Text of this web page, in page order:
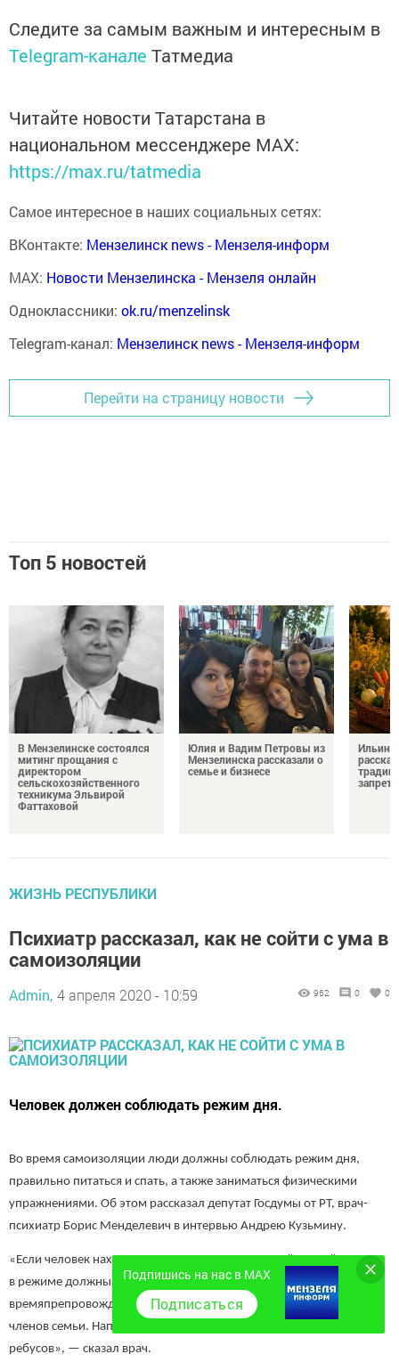
Следите за самым важным и интересным в
Telegram-канале Татмедиа
Читайте новости Татарстана в
национальном мессенджере MАХ:
https://max.ru/tatmedia
Самое интересное в наших социальных сетях:
ВКонтакте: Мензелинск news - Мензеля-информ
MAX: Новости Мензелинска - Мензеля онлайн
Одноклассники: ok.ru/menzelinsk
Telegram-канал: Мензелинск news - Мензеля-информ
Перейти на страницу новости
Топ 5 новостей
В Мензелинске состоялся
митинг прощания с
директором
сельскохозяйственного
техникума Эльвирой
Фаттаховой
Юлия и Вадим Петровы из
Мензелинска рассказали о
семье и бизнесе
Ильин
ЖИЗНЬ РЕСПУБЛИКИ
Психиатр рассказал, как не сойти с ума в
самоизоляции
Admin, 4 апреля 2020 - 10:59 962 0 0
Человек должен соблюдать режим дня.
Во время самоизоляции люди должны соблюдать режим дня,
правильно питаться и спать, а также заниматься физическими
упражнениями. Об этом рассказал депутат Госдумы от РТ, врач-
психиатр Борис Менделевич в интервью Андрею Кузьмину.
«Если человек находится в самоизоляции со своей семьей,
в режиме должны быть часы и для совместного
времяпрепровождения. Это должно быть интересно для всех
членов семьи. Например, это могут быть игры или разгадывание
ребусов», — сказал врач.
Подпишись на нас в MAX
Подписаться